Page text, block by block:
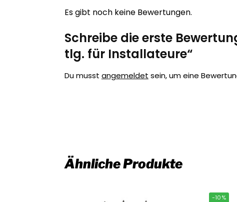
Es gibt noch keine Bewertungen.
Schreibe die erste
tlg. für Installateure“
Du musst angemeldet sein, um eine
Ähnliche Produkte
-10%